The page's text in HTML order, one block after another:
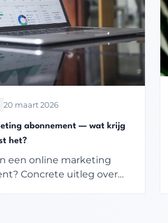
20 maart 2026
abonnement — wat krijg
het?
een online marketing
Concrete uitleg over